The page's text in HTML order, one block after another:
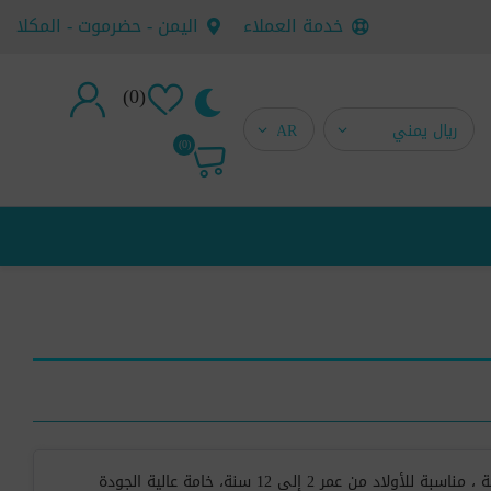
خدمة العملاء اليمن - حضرموت - المكلا
(0)
تسجيل جديد(0)
بجامة أطفال قطن فيو ناعمة ومريحة ، مناسبة للأولاد من عمر 2 إلى 12 سنة، خامة عالية الجودة